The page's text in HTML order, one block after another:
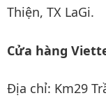
Thiện, TX LaGi.
Cửa hàng
Địa chỉ: Km29